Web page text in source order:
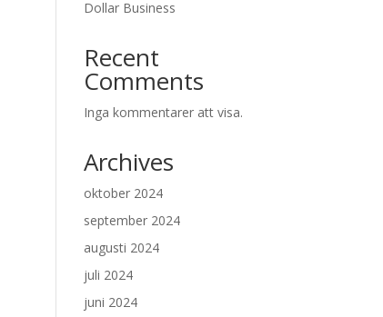
Dollar Business
Recent
Comments
Inga kommentarer att visa.
Archives
oktober 2024
september 2024
augusti 2024
juli 2024
juni 2024